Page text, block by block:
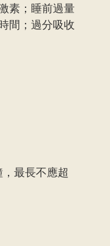
素；睡前過量
間；過分吸收
最長不應超